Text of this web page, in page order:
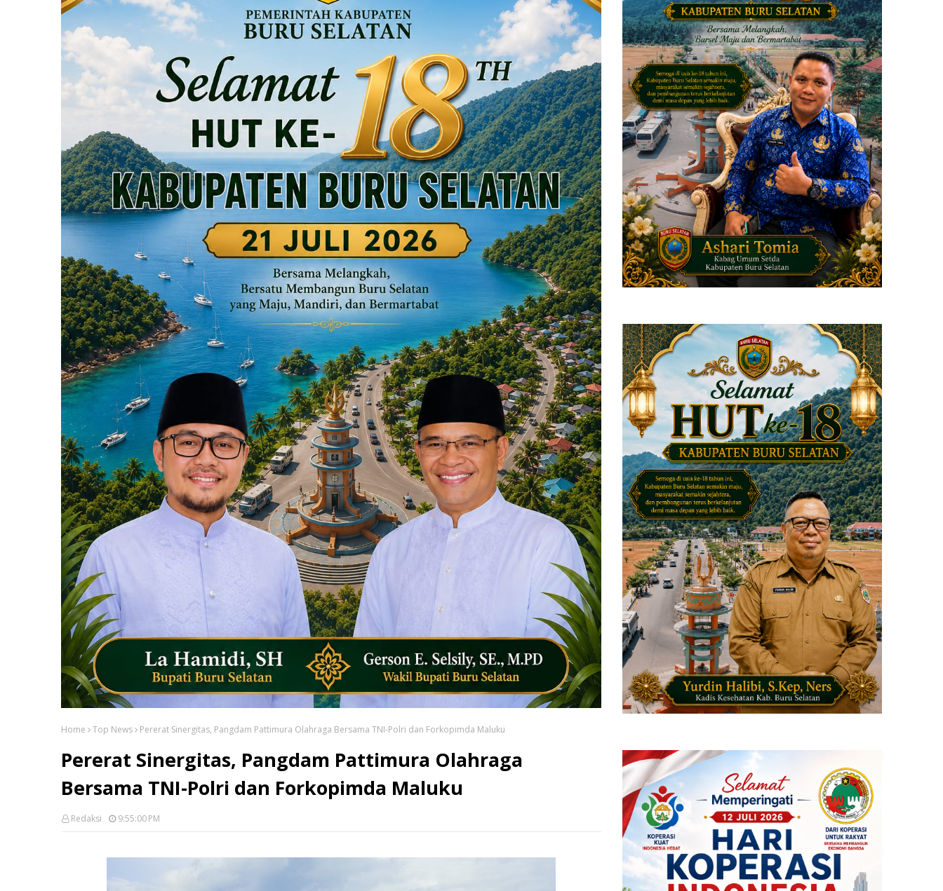
Home Top News Pererat Sinergitas, Pangdam Pattimura Olahraga Bersama TNI-Polri dan Forkopimda Maluku
Pererat Sinergitas, Pangdam Pattimura Olahraga
Bersama TNI-Polri dan Forkopimda Maluku
Redaksi 9:55:00 PM